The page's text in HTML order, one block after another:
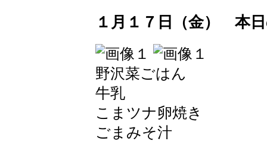
１月１７日（金） 本
野沢菜ごはん
牛乳
こまツナ卵焼き
ごまみそ汁